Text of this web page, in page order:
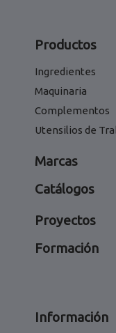
Productos
Ingredientes
Maquinaria
Complementos
Utensilios de
Marcas
Catálogos
Proyectos
Formación
Información